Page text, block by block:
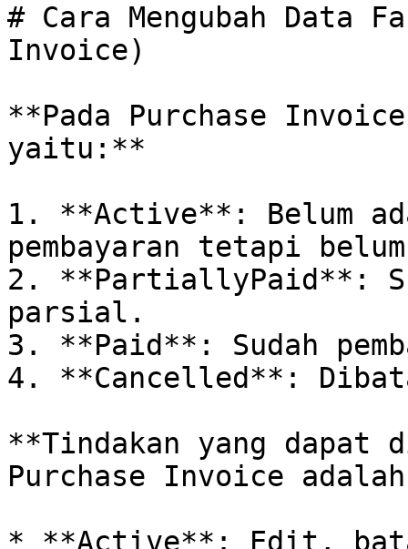
# Cara Mengubah Data
Invoice)
**Pada Purchase
yaitu:**
1. **Active**: Belum
pembayaran tetapi
2. **PartiallyPaid**:
parsial.
3. **Paid**: Sudah
4. **Cancelled**:
**Tindakan yang
Purchase Invoice
* **Active**: Edit,